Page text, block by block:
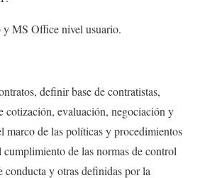
y MS Office nivel usuario.
definir base de contratistas,
cotización, evaluación, negociación y
marco de las políticas y procedimientos
cumplimiento de las normas de control
y otras definidas por la